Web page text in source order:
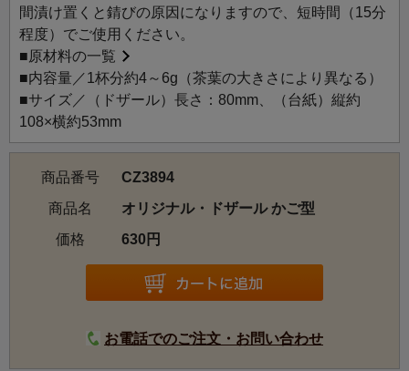
間漬け置くと錆びの原因になりますので、短時間（15分
程度）でご使用ください。
■原材料の一覧
■内容量／1杯分約4～6g（茶葉の大きさにより異なる）
■サイズ／（ドザール）長さ：80mm、（台紙）縦約
108×横約53mm
商品番号
CZ3894
商品名
オリジナル・ドザール かご型
価格
630円
お電話でのご注文・お問い合わせ